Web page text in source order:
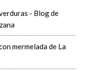
- Blog de
mermelada de La